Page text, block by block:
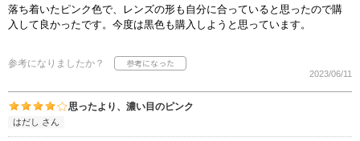
落ち着いたピンク色で、レンズの形も自分に合っていると思ったので購
入して良かったです。今度は黒色も購入しようと思っています。
参考になりましたか？
2023/06/11
思ったより、濃い目のピンク
はだし さん